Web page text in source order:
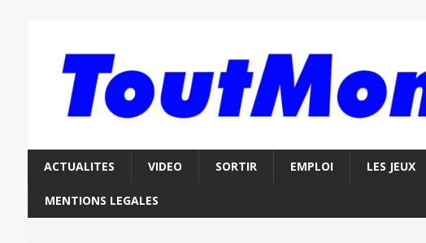
ACTUALITES VIDEO SORTIR EMPLOI LES JEUX
MENTIONS LEGALES